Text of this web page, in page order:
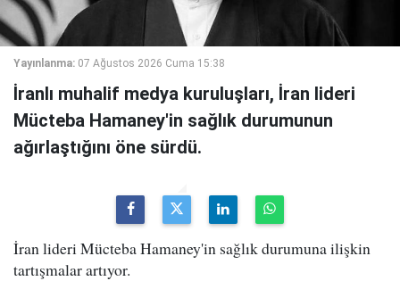
Yayınlanma: 07 Ağustos 2026 Cuma 15:38
İranlı muhalif medya kuruluşları, İran lideri
Mücteba Hamaney'in sağlık durumunun
ağırlaştığını öne sürdü.
İran lideri Mücteba Hamaney'in sağlık durumuna ilişkin
tartışmalar artıyor.